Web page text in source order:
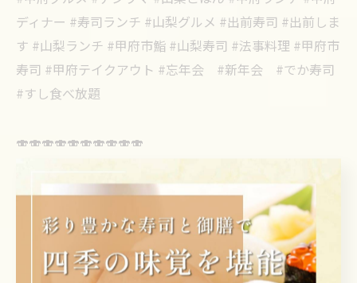
ディナー #寿司ランチ #山梨グルメ #出前寿司 #出前しま
す #山梨ランチ #甲府市鮨 #山梨寿司 #法事料理 #甲府市
寿司 #甲府テイクアウト #忘年会 #新年会 #でか寿司
#すし食べ放題
🍣🍣🍣🍣🍣🍣🍣🍣🍣🍣
地元で愛されて60年✨
すし・うまいもの処 伊津美（いづみ）
定休日 第3火曜日・水曜日